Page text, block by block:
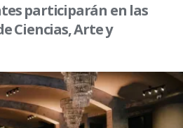
participarán en las
Ciencias, Arte y